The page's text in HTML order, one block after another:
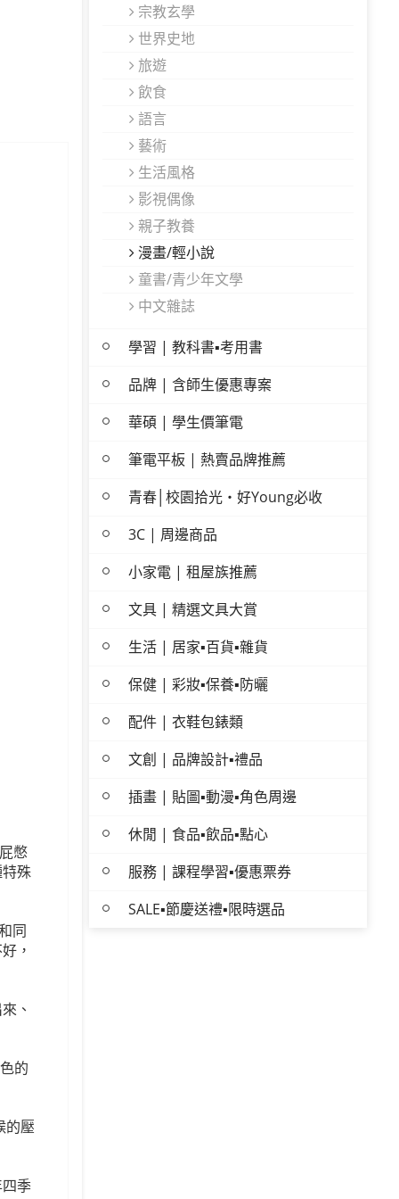
宗教玄學
世界史地
旅遊
飲食
語言
藝術
生活風格
影視偶像
親子教養
漫畫/輕小說
童書/青少年文學
中文雜誌
學習 | 教科書▪考用書
品牌 | 含師生優惠專案
華碩 | 學生價筆電
筆電平板 | 熱賣品牌推薦
青春│校園拾光・好Young必收
3C | 周邊商品
小家電 | 租屋族推薦
文具 | 精選文具大賞
生活 | 居家▪百貨▪雜貨
保健 | 彩妝▪保養▪防曬
配件 | 衣鞋包錶類
文創 | 品牌設計▪禮品
插畫 | 貼圖▪動漫▪角色周邊
休閒 | 食品▪飲品▪點心
服務 | 課程學習▪優惠票券
SALE▪節慶送禮▪限時選品
憋
殊
同
，
、
的
的壓
季